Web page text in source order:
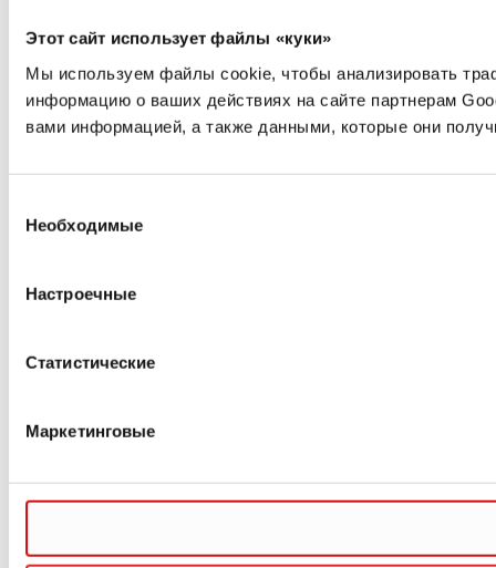
Этот сайт использует файлы «куки»
Мы используем файлы cookie, чтобы анализировать
информацию о ваших действиях на сайте партнерам
вами информацией, а также данными, которые они
согласия
Необходимые
Настроечные
Статистические
Маркетинговые